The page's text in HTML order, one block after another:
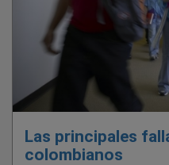
Las principales
colombianos